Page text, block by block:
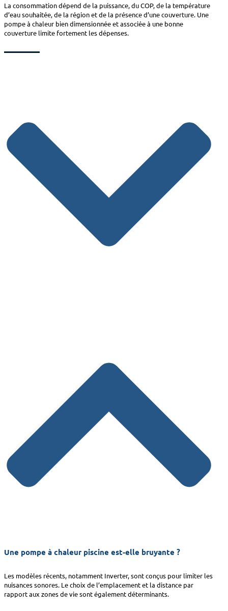
La consommation dépend de la puissance, du COP, de la température
d’eau souhaitée, de la région et de la présence d’une couverture. Une
pompe à chaleur bien dimensionnée et associée à une bonne
couverture limite fortement les dépenses.
Une pompe à chaleur piscine est-elle bruyante ?
Les modèles récents, notamment Inverter, sont conçus pour limiter les
nuisances sonores. Le choix de l’emplacement et la distance par
rapport aux zones de vie sont également déterminants.